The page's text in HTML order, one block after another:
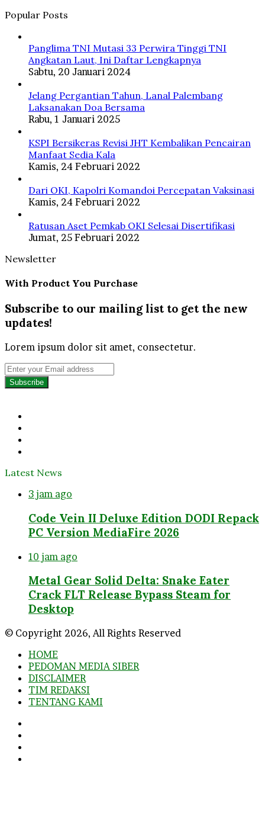
Popular Posts
Panglima TNI Mutasi 33 Perwira Tinggi TNI
Angkatan Laut, Ini Daftar Lengkapnya
Sabtu, 20 Januari 2024
Jelang Pergantian Tahun, Lanal Palembang
Laksanakan Doa Bersama
Rabu, 1 Januari 2025
KSPI Bersikeras Revisi JHT Kembalikan Pencairan
Manfaat Sedia Kala
Kamis, 24 Februari 2022
Dari OKI, Kapolri Komandoi Percepatan Vaksinasi
Kamis, 24 Februari 2022
Ratusan Aset Pemkab OKI Selesai Disertifikasi
Jumat, 25 Februari 2022
Newsletter
With Product You Purchase
Subscribe to our mailing list to get the new
updates!
Lorem ipsum dolor sit amet, consectetur.
Enter
your
Email
Latest News
3 jam ago
Code Vein II Deluxe Edition DODI Repack
PC Version MediaFire 2026
10 jam ago
Metal Gear Solid Delta: Snake Eater
Crack FLT Release Bypass Steam for
Desktop
© Copyright 2026, All Rights Reserved
HOME
PEDOMAN MEDIA SIBER
DISCLAIMER
TIM REDAKSI
TENTANG KAMI